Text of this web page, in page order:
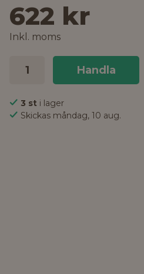
622 kr
Inkl. moms
Handla
3 st i lager
Skickas måndag, 10 aug.